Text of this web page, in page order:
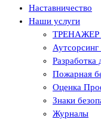
Наставничество
Наши услуги
Разработка
Пожарная
Оценка
Знаки
Журналы